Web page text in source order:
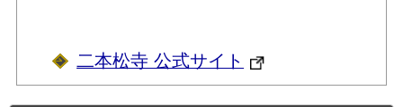
二本松寺 公式サイト